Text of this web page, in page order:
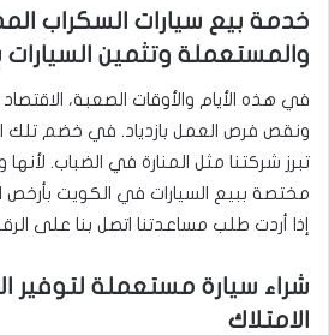
خدمة بيع سيارات السكراب
والمستعملة وتثمين السيارات
في هذه الأيام والأوقات الصعبة، الاقتصاد
ونقص فرص العمل بازدياد. في خضم تلك
تبرز شركتنا مثل المنارة في الضباب.
مختصة ببيع السيارات في الكويت بأرخص
إذا أردت طلب مساعدتنا اتصل بنا على
شراء سيارة مستعملة لتوفير
الامتلاك